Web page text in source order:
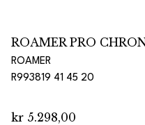
ROAMER PRO
ROAMER
R993819 41 45 20
kr 5.298,00